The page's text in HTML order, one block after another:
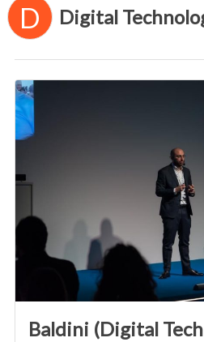
D Digital
Baldini (Digital